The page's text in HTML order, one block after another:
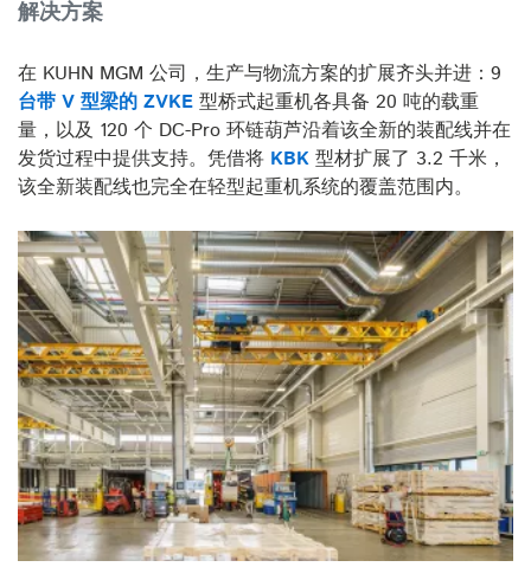
解决方案
在 KUHN MGM 公司，生产与物流方案的扩展齐头并进：9
台带 V 型梁的 ZVKE 型桥式起重机各具备 20 吨的载重
量，以及 120 个 DC-Pro 环链葫芦沿着该全新的装配线并在
发货过程中提供支持。凭借将 KBK 型材扩展了 3.2 千米，
该全新装配线也完全在轻型起重机系统的覆盖范围内。